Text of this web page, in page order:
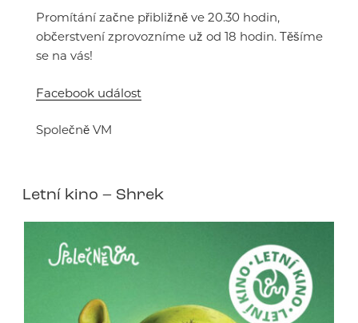
Promítání začne přibližně ve 20.30 hodin,
občerstvení zprovozníme už od 18 hodin. Těšíme
se na vás!
Facebook událost
Společně VM
Letní kino – Shrek